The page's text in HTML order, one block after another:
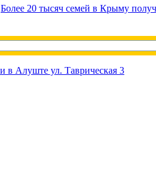
Более 20 тысяч семей в Крыму